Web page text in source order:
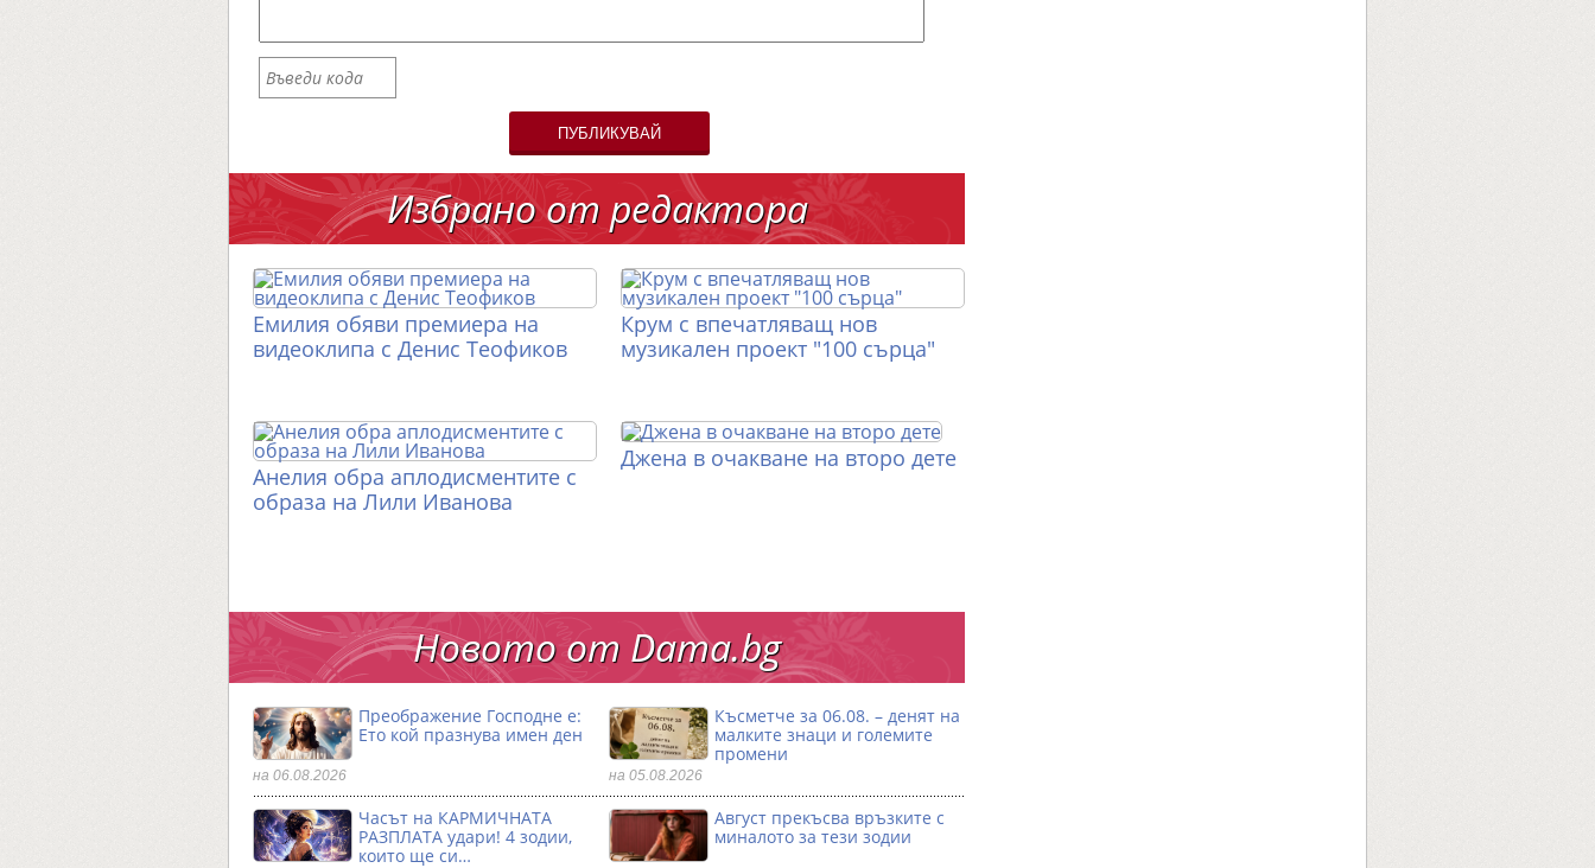
ПУБЛИКУВАЙ
Избрано от редактора
Емилия обяви премиера на
видеоклипа с Денис Теофиков
Крум с впечатляващ нов
музикален проект "100 сърца"
Анелия обра аплодисментите с
образа на Лили Иванова
Джена в очакване на второ дете
Новото от Dama.bg
Преображение Господне е:
Ето кой празнува имен ден
на 06.08.2026
Късметче за 06.08. – денят на
малките знаци и големите
промени
на 05.08.2026
Часът на КАРМИЧНАТА
РАЗПЛАТА удари! 4 зодии,
които ще си…
Август прекъсва връзките с
миналото за тези зодии